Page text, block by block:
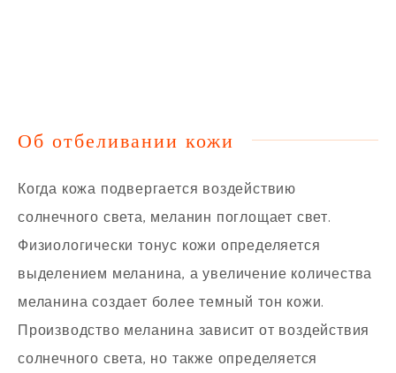
Об отбеливании кожи
Когда кожа подвергается воздействию
солнечного света, меланин поглощает свет.
Физиологически тонус кожи определяется
выделением меланина, а увеличение количества
меланина создает более темный тон кожи.
Производство меланина зависит от воздействия
солнечного света, но также определяется